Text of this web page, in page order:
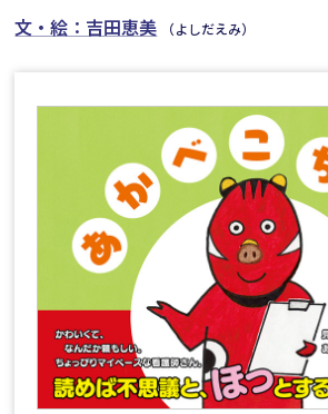
文・絵：吉田恵美 （よしだえみ）